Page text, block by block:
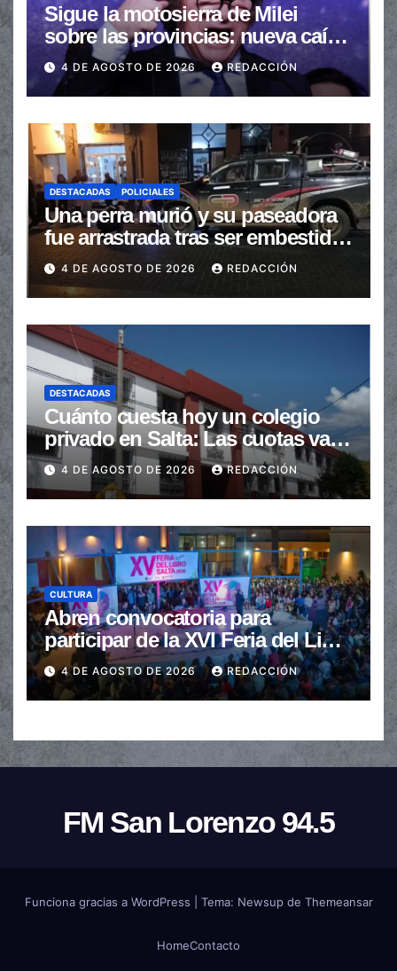
Sigue la motosierra de Milei
sobre las provincias: nueva caída
de las transferencias no
automáticas
4 DE AGOSTO DE 2026 REDACCIÓN
DESTACADAS POLICIALES
Una perra murió y su paseadora
fue arrastrada tras ser embestidas
en la senda peatonal
4 DE AGOSTO DE 2026 REDACCIÓN
DESTACADAS
Cuánto cuesta hoy un colegio
privado en Salta: Las cuotas van
de $110.000 a más de $600.000
4 DE AGOSTO DE 2026 REDACCIÓN
CULTURA
Abren convocatoria para
participar de la XVI Feria del Libro
de Salta
4 DE AGOSTO DE 2026 REDACCIÓN
FM San Lorenzo 94.5
Funciona gracias a WordPress Tema: Newsupde Themeansar
HomeContacto